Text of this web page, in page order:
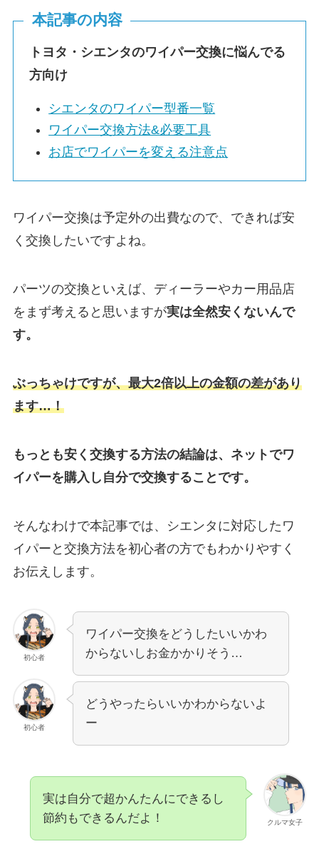
本記事の内容
トヨタ・ シエンタのワイパー交換に悩んでる
方向け
シエンタのワイパー型番一覧
ワイパー交換方法&必要工具
お店でワイパーを変える注意点
ワイパー交換は予定外の出費なので、できれば安
く交換したいですよね。
パーツの交換といえば、ディーラーやカー用品店
をまず考えると思いますが実は全然安くないんで
す。
ぶっちゃけですが、最大2倍以上の金額の差があり
ます…！
もっとも安く交換する方法の結論は、ネットでワ
イパーを購入し自分で交換することです。
そんなわけで本記事では、 シエンタ に対応したワ
イパーと交換方法を初心者の方でもわかりやすく
お伝えします。
初心者
ワイパー交換をどうしたいいかわ
からないしお金かかりそう…
初心者
どうやったらいいかわからないよ
ー
クルマ女子
実は自分で超かんたんにできるし
節約もできるんだよ！